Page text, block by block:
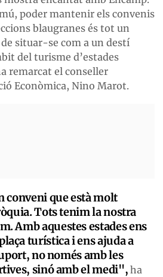
poder mantenir els convenis
blaugranes és tot un
situar-se com a un destí
del turisme d’estades
remarcat el conseller
Econòmica, Nino Marot.
conveni que està molt
Tots tenim la nostra
Amb aquestes estades ens
turística i ens ajuda a
no només amb les
sinó amb el medi",ha